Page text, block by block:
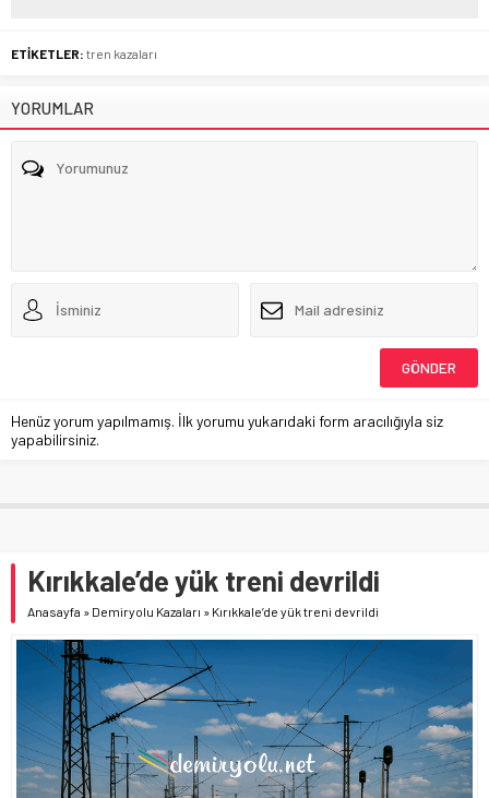
ETİKETLER: tren kazaları
YORUMLAR
Henüz yorum yapılmamış. İlk yorumu yukarıdaki form aracılığıyla siz
yapabilirsiniz.
Kırıkkale’de yük treni devrildi
Anasayfa » Demiryolu Kazaları » Kırıkkale’de yük treni devrildi